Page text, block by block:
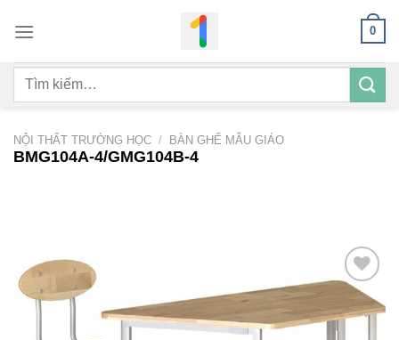
qua
dung
0
Tìm
NỘI THẤT TRƯỜNG HỌC / BÀN GHẾ MẪU GIÁO
BMG104A-4/GMG104B-4
Add to